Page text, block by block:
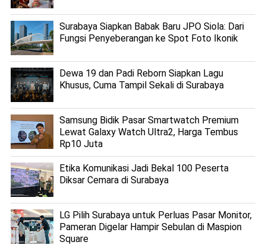
Surabaya Siapkan Babak Baru JPO Siola: Dari
Fungsi Penyeberangan ke Spot Foto Ikonik
Dewa 19 dan Padi Reborn Siapkan Lagu
Khusus, Cuma Tampil Sekali di Surabaya
Samsung Bidik Pasar Smartwatch Premium
Lewat Galaxy Watch Ultra2, Harga Tembus
Rp10 Juta
Etika Komunikasi Jadi Bekal 100 Peserta
Diksar Cemara di Surabaya
LG Pilih Surabaya untuk Perluas Pasar Monitor,
Pameran Digelar Hampir Sebulan di Maspion
Square